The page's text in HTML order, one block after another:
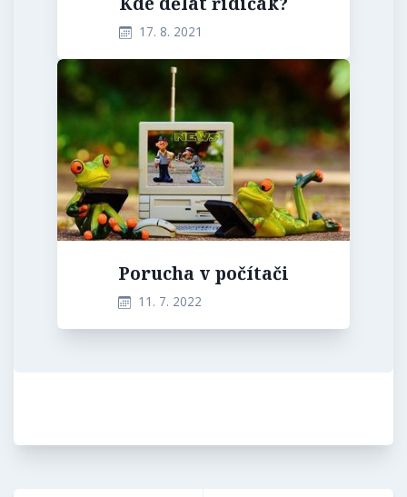
17. 8. 2021
Porucha v počítači
11. 7. 2022